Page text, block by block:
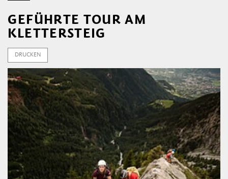
GEFÜHRTE TOUR AM
KLETTERSTEIG
DRUCKEN